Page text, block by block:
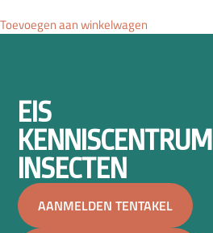
Toevoegen aan winkelwagen
EIS
KENNISCENTRUM
INSECTEN
AANMELDEN TENTAKEL